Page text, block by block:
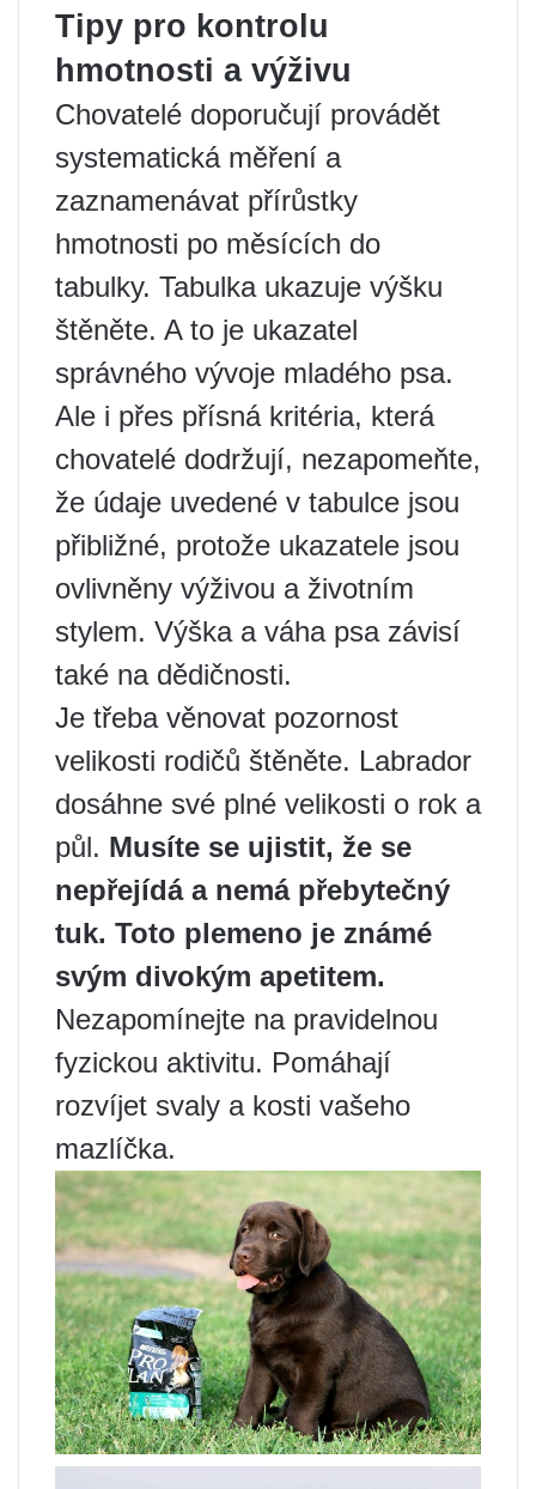
Tipy pro kontrolu
hmotnosti a výživu
Chovatelé doporučují provádět
systematická měření a
zaznamenávat přírůstky
hmotnosti po měsících do
tabulky. Tabulka ukazuje výšku
štěněte. A to je ukazatel
správného vývoje mladého psa.
Ale i přes přísná kritéria, která
chovatelé dodržují, nezapomeňte,
že údaje uvedené v tabulce jsou
přibližné, protože ukazatele jsou
ovlivněny výživou a životním
stylem. Výška a váha psa závisí
také na dědičnosti.
Je třeba věnovat pozornost
velikosti rodičů štěněte. Labrador
dosáhne své plné velikosti o rok a
půl. Musíte se ujistit, že se
nepřejídá a nemá přebytečný
tuk. Toto plemeno je známé
svým divokým apetitem.
Nezapomínejte na pravidelnou
fyzickou aktivitu. Pomáhají
rozvíjet svaly a kosti vašeho
mazlíčka.